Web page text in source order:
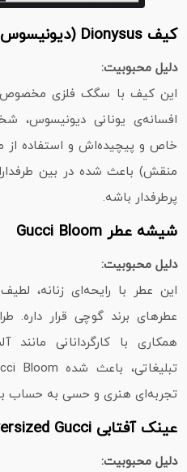
کیف Dionysus (دیونیسوس)
دلیل محبوبیت:
این کیف با سگک فلزی مخصوص
افسانه‌ی یونانی دیونیسوس،
خاص و پیچیده‌اش و استفاده از
منقش) باعث شده در بین
پرطرفدار باشه.
شیشه عطر Gucci Bloom
دلیل محبوبیت:
این عطر با رایحه‌ای زنانه،
عطرهای برند گوچی قرار داره.
همکاری با کارگردانانی مانند
تجربه‌ای هنری و حسی به حساب
عینک آفتابی Oversized Gucci
دلیل محبوبیت: